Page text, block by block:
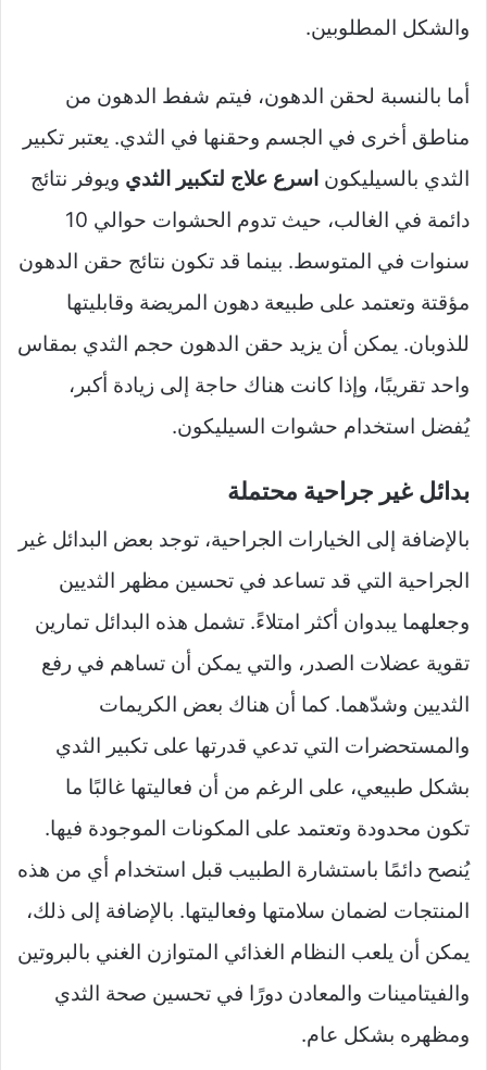
والشكل المطلوبين.
أما بالنسبة لحقن الدهون، فيتم شفط الدهون من
مناطق أخرى في الجسم وحقنها في الثدي. يعتبر تكبير
الثدي بالسيليكون اسرع علاج لتكبير الثدي ويوفر نتائج
دائمة في الغالب، حيث تدوم الحشوات حوالي 10
سنوات في المتوسط. بينما قد تكون نتائج حقن الدهون
مؤقتة وتعتمد على طبيعة دهون المريضة وقابليتها
للذوبان. يمكن أن يزيد حقن الدهون حجم الثدي بمقاس
واحد تقريبًا، وإذا كانت هناك حاجة إلى زيادة أكبر،
يُفضل استخدام حشوات السيليكون.
بدائل غير جراحية محتملة
بالإضافة إلى الخيارات الجراحية، توجد بعض البدائل غير
الجراحية التي قد تساعد في تحسين مظهر الثديين
وجعلهما يبدوان أكثر امتلاءً. تشمل هذه البدائل تمارين
تقوية عضلات الصدر، والتي يمكن أن تساهم في رفع
الثديين وشدّهما. كما أن هناك بعض الكريمات
والمستحضرات التي تدعي قدرتها على تكبير الثدي
بشكل طبيعي، على الرغم من أن فعاليتها غالبًا ما
تكون محدودة وتعتمد على المكونات الموجودة فيها.
يُنصح دائمًا باستشارة الطبيب قبل استخدام أي من هذه
المنتجات لضمان سلامتها وفعاليتها. بالإضافة إلى ذلك،
يمكن أن يلعب النظام الغذائي المتوازن الغني بالبروتين
والفيتامينات والمعادن دورًا في تحسين صحة الثدي
ومظهره بشكل عام.